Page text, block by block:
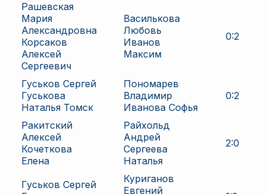
Рашевская
Мария
Александровна
Корсаков
Алексей
Сергеевич
Василькова
Любовь
Иванов
Максим
0:2
Гуськов Сергей
Гуськова
Наталья Томск
Пономарев
Владимир
Иванова Софья
0:2
Ракитский
Алексей
Кочеткова
Елена
Райхольд
Андрей
Сергеева
Наталья
2:0
Гуськов Сергей
Куриганов
Евгений